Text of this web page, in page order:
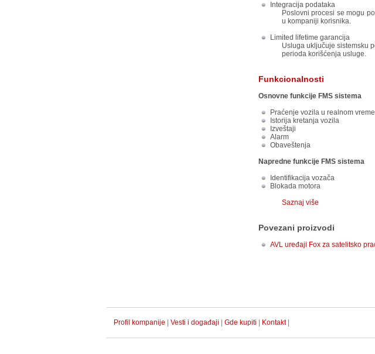
Integracija podataka
Poslovni procesi se mogu
u kompaniji korisnika.
Limited lifetime garancija
Usluga uključuje sistemsku
perioda korišćenja usluge.
Funkcionalnosti
Osnovne funkcije FMS sistema
Praćenje vozila u realnom
Istorija kretanja vozila
Izveštaji
Alarm
Obaveštenja
Napredne funkcije FMS sistema
Identifikacija vozača
Blokada motora
Saznaj više
Povezani proizvodi
AVL uređaji Fox za satelitsko
Profil kompanije Vesti i događaji Gde kupiti Kontakt|